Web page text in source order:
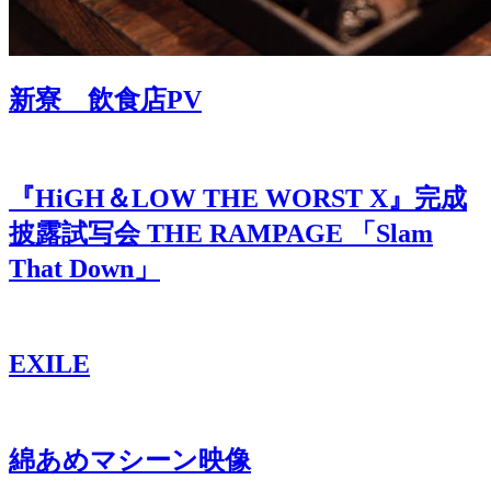
新寮 飲食店PV
『HiGH＆LOW THE WORST X』完成
披露試写会 THE RAMPAGE 「Slam
That Down」
EXILE
綿あめマシーン映像